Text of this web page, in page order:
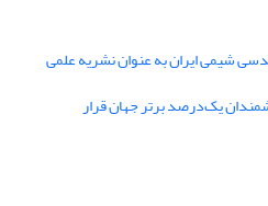
شیمی ایران به عنوان نشریه علمی
یک‌درصد برتر جهان قرار